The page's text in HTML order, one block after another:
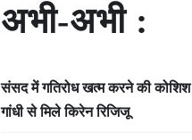
अभी-अभी :
संसद में गतिरोध खत्म करने की कोशिश
गांधी से मिले किरेन रिजिजू